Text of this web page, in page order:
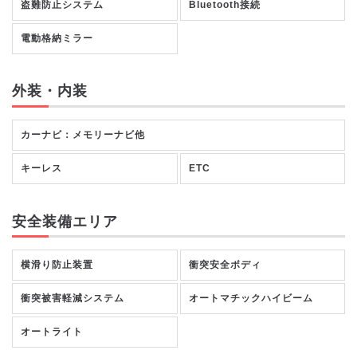
盗難防止システム Bluetooth接続
電動格納ミラー
外装・内装
カーナビ：メモリーナビ他
キーレス ETC
安全装備エリア
横滑り防止装置 衝突安全ボディ
衝突被害軽減システム オートマチックハイビーム
オートライト